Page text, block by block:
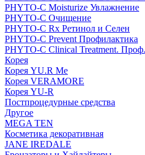
PHYTO-C Moisturize Увлажнение
PHYTO-C Очищение
PHYTO-C Rx Ретинол и Селен
PHYTO-C Prevent Профилактика
PHYTO-C Clinical Treatment.
Корея
Корея YU.R Me
Корея VERAMORE
Корея YU-R
Постпроцедурные средства
Другое
MEGA TEN
Косметика декоративная
JANE IREDALE